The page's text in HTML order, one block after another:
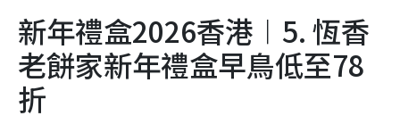
新年禮盒2026香港︱5. 恆香
老餅家新年禮盒早鳥低至78
折